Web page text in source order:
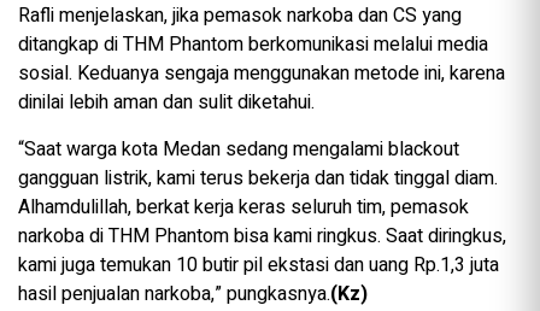
Rafli menjelaskan, jika pemasok narkoba dan CS yang
ditangkap di THM Phantom berkomunikasi melalui media
sosial. Keduanya sengaja menggunakan metode ini, karena
dinilai lebih aman dan sulit diketahui.
“Saat warga kota Medan sedang mengalami blackout
gangguan listrik, kami terus bekerja dan tidak tinggal diam.
Alhamdulillah, berkat kerja keras seluruh tim, pemasok
narkoba di THM Phantom bisa kami ringkus. Saat diringkus,
kami juga temukan 10 butir pil ekstasi dan uang Rp.1,3 juta
hasil penjualan narkoba,” pungkasnya.(Kz)